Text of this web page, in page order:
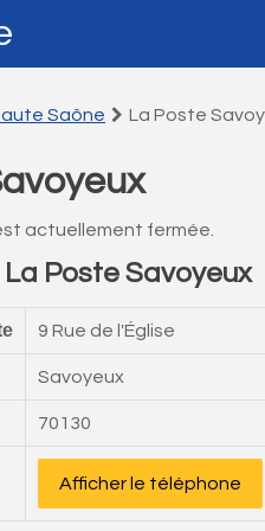
Saône La Poste
actuellement fermée.
Poste Savoyeux
9 Rue de l'Église
Savoyeux
70130
Afficher le téléphone